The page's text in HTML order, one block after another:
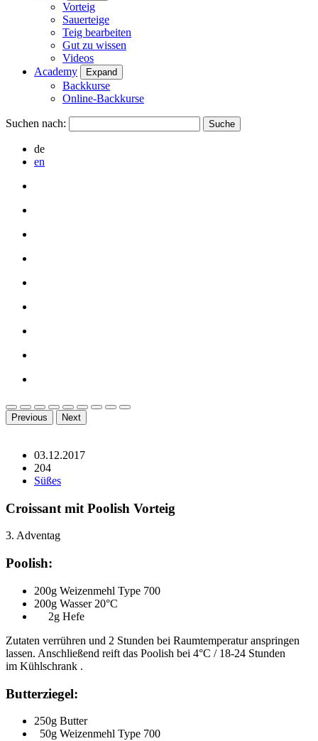
Vorteig
Sauerteige
Teig bearbeiten
Gut zu wissen
Videos
Academy
Expand
Backkurse
Online-Backkurse
Suchen nach:
de
en
Previous Next
03.12.2017
204
Süßes
Croissant mit Poolish Vorteig
3. Adventag
Poolish:
200g Weizenmehl Type 700
200g Wasser 20°C
2g Hefe
Zutaten verrühren und 2 Stunden bei Raumtemperatur anspringen
lassen. Anschließend reift das Poolish bei 4°C / 18-24 Stunden
im Kühlschrank .
Butterziegel:
250g Butter
50g Weizenmehl Type 700